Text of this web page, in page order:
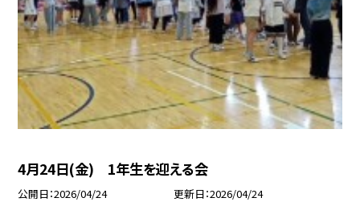
4月24日(金) 1年生を迎える会
公開日 2026/04/24 更新日 2026/04/24